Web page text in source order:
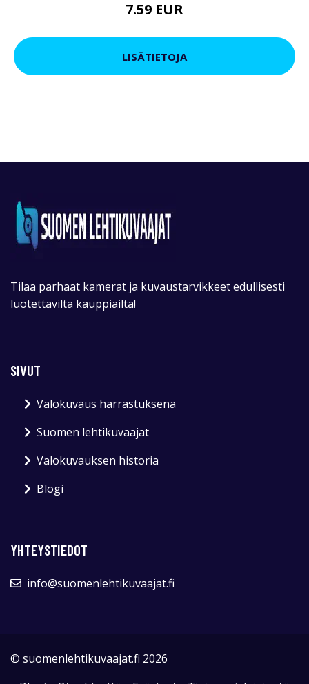
7.59 EUR
LISÄTIETOJA
Tilaa parhaat kamerat ja kuvaustarvikkeet edullisesti
luotettavilta kauppiailta!
SIVUT
Valokuvaus harrastuksena
Suomen lehtikuvaajat
Valokuvauksen historia
Blogi
YHTEYSTIEDOT
info@suomenlehtikuvaajat.fi
© suomenlehtikuvaajat.fi 2026